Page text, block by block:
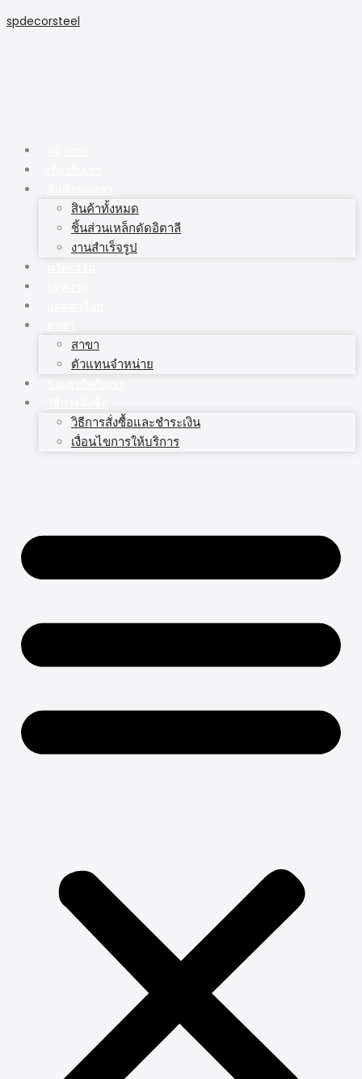
spdecorsteel
สินค้าทั้งหมด
ชิ้นส่วนเหล็กดัดอิตาลี
งานสำเร็จรูป
สาขา
ตัวแทนจำหน่าย
วิธีการสั่งซื้อและชำระเงิน
เงื่อนไขการให้บริการ